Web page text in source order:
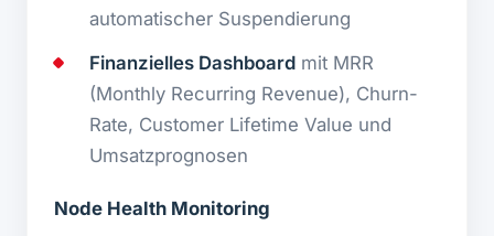
automatischer Suspendierung
Finanzielles Dashboard mit MRR
(Monthly Recurring Revenue), Churn-
Rate, Customer Lifetime Value und
Umsatzprognosen
Node Health Monitoring